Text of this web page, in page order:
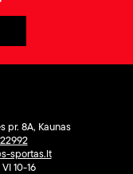
pr. 8A, Kaunas
sportas.lt
10-16